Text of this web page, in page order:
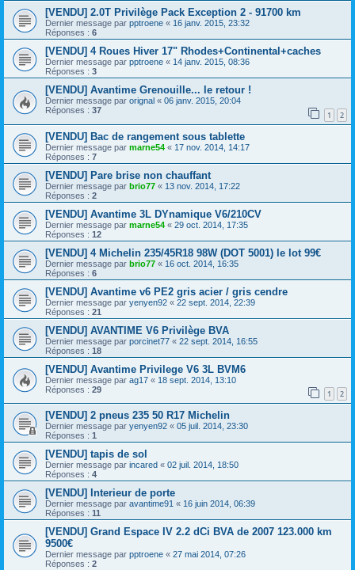
[VENDU] 2.0T Privilège Pack Exception 2 - 91700 km
Dernier message par pptroene « 16 janv. 2015, 23:32
Réponses : 6
[VENDU] 4 Roues Hiver 17" Rhodes+Continental+caches
Dernier message par pptroene « 14 janv. 2015, 08:36
Réponses : 3
[VENDU] Avantime Grenouille... le retour !
Dernier message par orignal « 06 janv. 2015, 20:04
Réponses : 37 1 2
[VENDU] Bac de rangement sous tablette
Dernier message par marne54 « 17 nov. 2014, 14:17
Réponses : 7
[VENDU] Pare brise non chauffant
Dernier message par brio77 « 13 nov. 2014, 17:22
Réponses : 2
[VENDU] Avantime 3L DYnamique V6/210CV
Dernier message par marne54 « 29 oct. 2014, 17:35
Réponses : 12
[VENDU] 4 Michelin 235/45R18 98W (DOT 5001) le lot 99€
Dernier message par brio77 « 16 oct. 2014, 16:35
Réponses : 6
[VENDU] Avantime v6 PE2 gris acier / gris cendre
Dernier message par yenyen92 « 22 sept. 2014, 22:39
Réponses : 21
[VENDU] AVANTIME V6 Privilège BVA
Dernier message par porcinet77 « 22 sept. 2014, 16:55
Réponses : 18
[VENDU] Avantime Privilege V6 3L BVM6
Dernier message par ag17 « 18 sept. 2014, 13:10
Réponses : 29 1 2
[VENDU] 2 pneus 235 50 R17 Michelin
Dernier message par yenyen92 « 05 juil. 2014, 23:30
Réponses : 1
[VENDU] tapis de sol
Dernier message par incared « 02 juil. 2014, 18:50
Réponses : 4
[VENDU] Interieur de porte
Dernier message par avantime91 « 16 juin 2014, 06:39
Réponses : 11
[VENDU] Grand Espace IV 2.2 dCi BVA de 2007 123.000 km
9500€
Dernier message par pptroene « 27 mai 2014, 07:26
Réponses : 2